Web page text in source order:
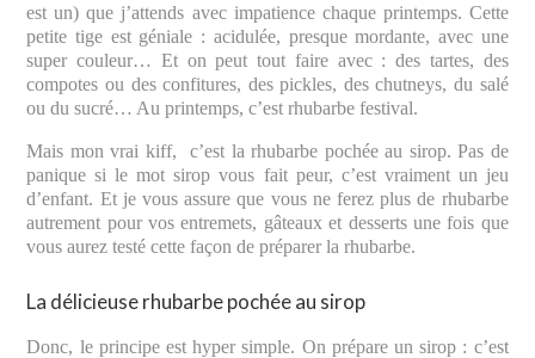
est un) que j’attends avec impatience chaque printemps. Cette
petite tige est géniale : acidulée, presque mordante, avec une
super couleur… Et on peut tout faire avec : des tartes, des
compotes ou des confitures, des pickles, des chutneys, du salé
ou du sucré… Au printemps, c’est rhubarbe festival.
Mais mon vrai kiff, c’est la rhubarbe pochée au sirop. Pas de
panique si le mot sirop vous fait peur, c’est vraiment un jeu
d’enfant. Et je vous assure que vous ne ferez plus de rhubarbe
autrement pour vos entremets, gâteaux et desserts une fois que
vous aurez testé cette façon de préparer la rhubarbe.
La délicieuse rhubarbe pochée au sirop
Donc, le principe est hyper simple. On prépare un sirop : c’est